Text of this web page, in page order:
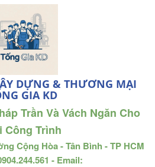
DỰNG & THƯƠNG MẠI
GIA KD
Trần Và Vách Ngăn Cho
Công Trình
Cộng Hòa - Tân Bình - TP HCM
- Email: